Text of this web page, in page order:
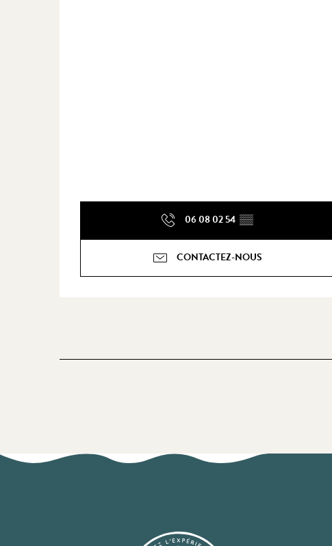
06 08 02 54 ▒▒
CONTACTEZ-NOUS